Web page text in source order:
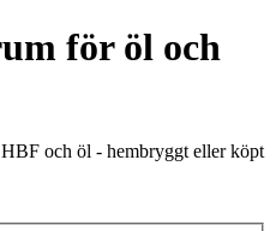
för öl och
och öl - hembryggt eller köpt